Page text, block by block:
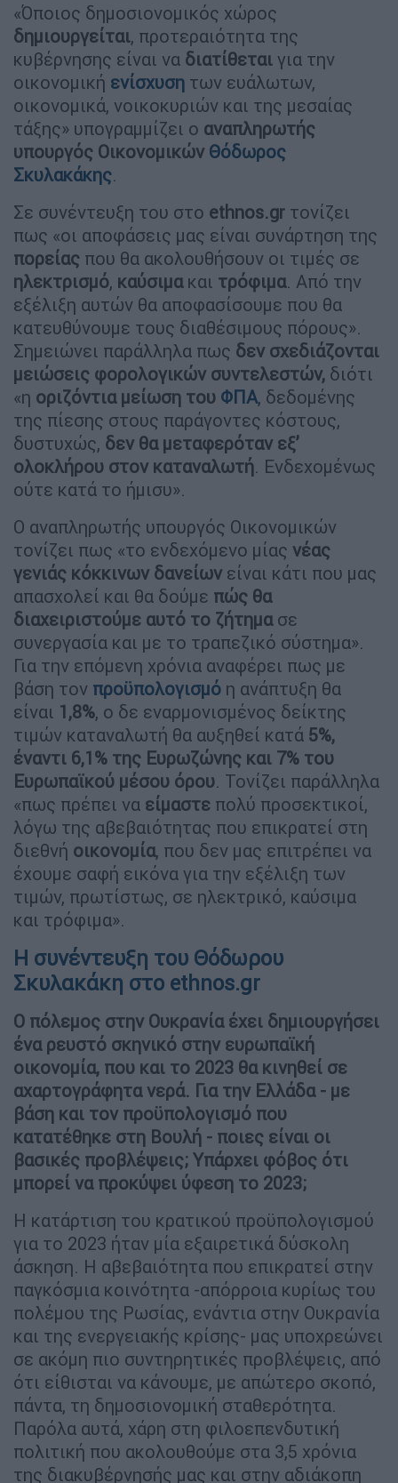
«Όποιος δημοσιονομικός χώρος
δημιουργείται, προτεραιότητα της
κυβέρνησης είναι να διατίθεται για την
οικονομική ενίσχυση των ευάλωτων,
οικονομικά, νοικοκυριών και της μεσαίας
τάξης» υπογραμμίζει ο αναπληρωτής
υπουργός Οικονομικών Θόδωρος
Σκυλακάκης.
Σε συνέντευξη του στο ethnos.gr τονίζει
πως «οι αποφάσεις μας είναι συνάρτηση της
πορείας που θα ακολουθήσουν οι τιμές σε
ηλεκτρισμό, καύσιμακαι τρόφιμα. Από την
εξέλιξη αυτών θα αποφασίσουμε που θα
κατευθύνουμε τους διαθέσιμους πόρους».
Σημειώνει παράλληλα πως δεν σχεδιάζονται
μειώσεις φορολογικών συντελεστών, διότι
«η οριζόντια μείωση του ΦΠΑ, δεδομένης
της πίεσης στους παράγοντες κόστους,
δυστυχώς, δεν θα μεταφερόταν εξ’
ολοκλήρου στον καταναλωτή. Ενδεχομένως
ούτε κατά το ήμισυ».
Ο αναπληρωτής υπουργός Οικονομικών
τονίζει πως «το ενδεχόμενο μίας νέας
γενιάς κόκκινων δανείων είναι κάτι που μας
απασχολεί και θα δούμε πώς θα
διαχειριστούμε αυτό το ζήτημασε
συνεργασία και με το τραπεζικό σύστημα».
Για την επόμενη χρόνια αναφέρει πως με
βάση τον προϋπολογισμό η ανάπτυξη θα
είναι 1,8%, ο δε εναρμονισμένος δείκτης
τιμών καταναλωτή θα αυξηθεί κατά 5%,
έναντι 6,1% της Ευρωζώνης και 7% του
Ευρωπαϊκού μέσου όρου. Τονίζει παράλληλα
«πως πρέπει να είμαστε πολύ προσεκτικοί,
λόγω της αβεβαιότητας που επικρατεί στη
διεθνή οικονομία, που δεν μας επιτρέπει να
έχουμε σαφή εικόνα για την εξέλιξη των
τιμών, πρωτίστως, σε ηλεκτρικό, καύσιμα
και τρόφιμα».
Η συνέντευξη του Θόδωρου
Σκυλακάκη στο ethnos.gr
Ο πόλεμος στην Ουκρανία έχει δημιουργήσει
ένα ρευστό σκηνικό στην ευρωπαϊκή
οικονομία, που και το 2023 θα κινηθεί σε
αχαρτογράφητα νερά. Για την Ελλάδα - με
βάση και τον προϋπολογισμό που
κατατέθηκε στη Βουλή - ποιες είναι οι
βασικές προβλέψεις; Υπάρχει φόβος ότι
μπορεί να προκύψει ύφεση το 2023;
Η κατάρτιση του κρατικού προϋπολογισμού
για το 2023 ήταν μία εξαιρετικά δύσκολη
άσκηση. Η αβεβαιότητα που επικρατεί στην
παγκόσμια κοινότητα -απόρροια κυρίως του
πολέμου της Ρωσίας, ενάντια στην Ουκρανία
και της ενεργειακής κρίσης- μας υποχρεώνει
σε ακόμη πιο συντηρητικές προβλέψεις, από
ότι είθισται να κάνουμε, με απώτερο σκοπό,
πάντα, τη δημοσιονομική σταθερότητα.
Παρόλα αυτά, χάρη στη φιλοεπενδυτική
πολιτική που ακολουθούμε στα 3,5 χρόνια
της διακυβέρνησής μας και στην αδιάκοπη